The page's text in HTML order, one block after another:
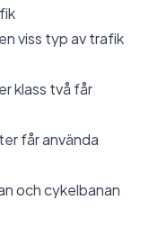
viss typ av trafik
klass två får
får använda
och cykelbanan